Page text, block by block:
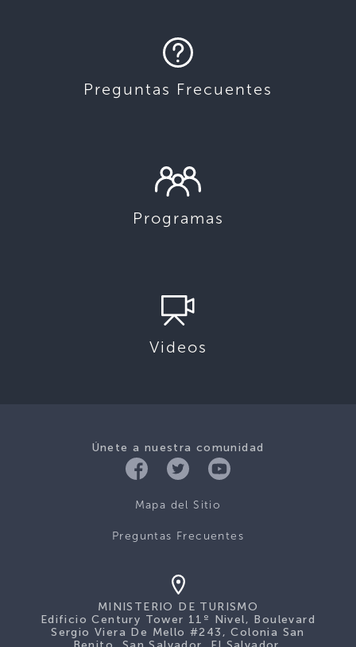
Preguntas Frecuentes
Programas
Videos
Únete a nuestra comunidad
Mapa del Sitio
Preguntas Frecuentes
MINISTERIO DE TURISMO
Edificio Century Tower 11º Nivel, Boulevard
Sergio Viera De Mello #243, Colonia San